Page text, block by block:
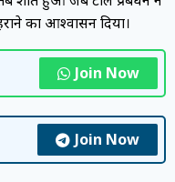
का आश्वासन दिया।
Join Now
Join Now